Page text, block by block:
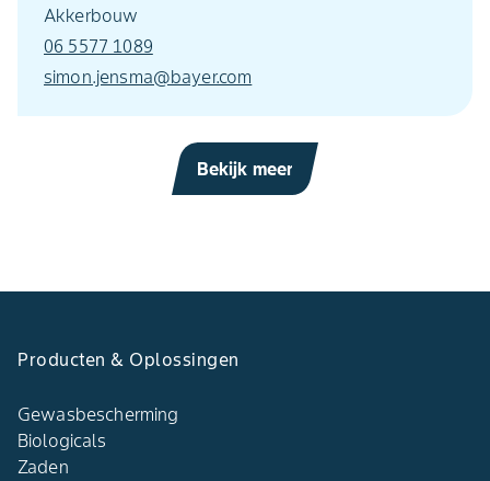
Akkerbouw
06 5577 1089
simon.jensma@bayer.com
Bekijk meer
Producten & Oplossingen
Gewasbescherming
Biologicals
Zaden